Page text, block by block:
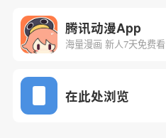
下一话
腾讯动漫App
海量漫画 新人7天免费看
在此处浏览